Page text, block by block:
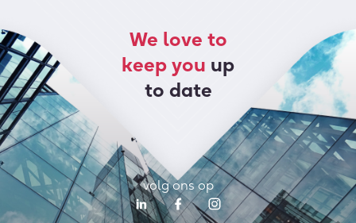
We love to
keep you up
to date
volg ons op